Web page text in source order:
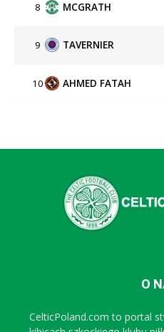
8 MCGRATH
9 TAVERNIER
10 AHMED FATAH
O
CelticPoland.com to portal